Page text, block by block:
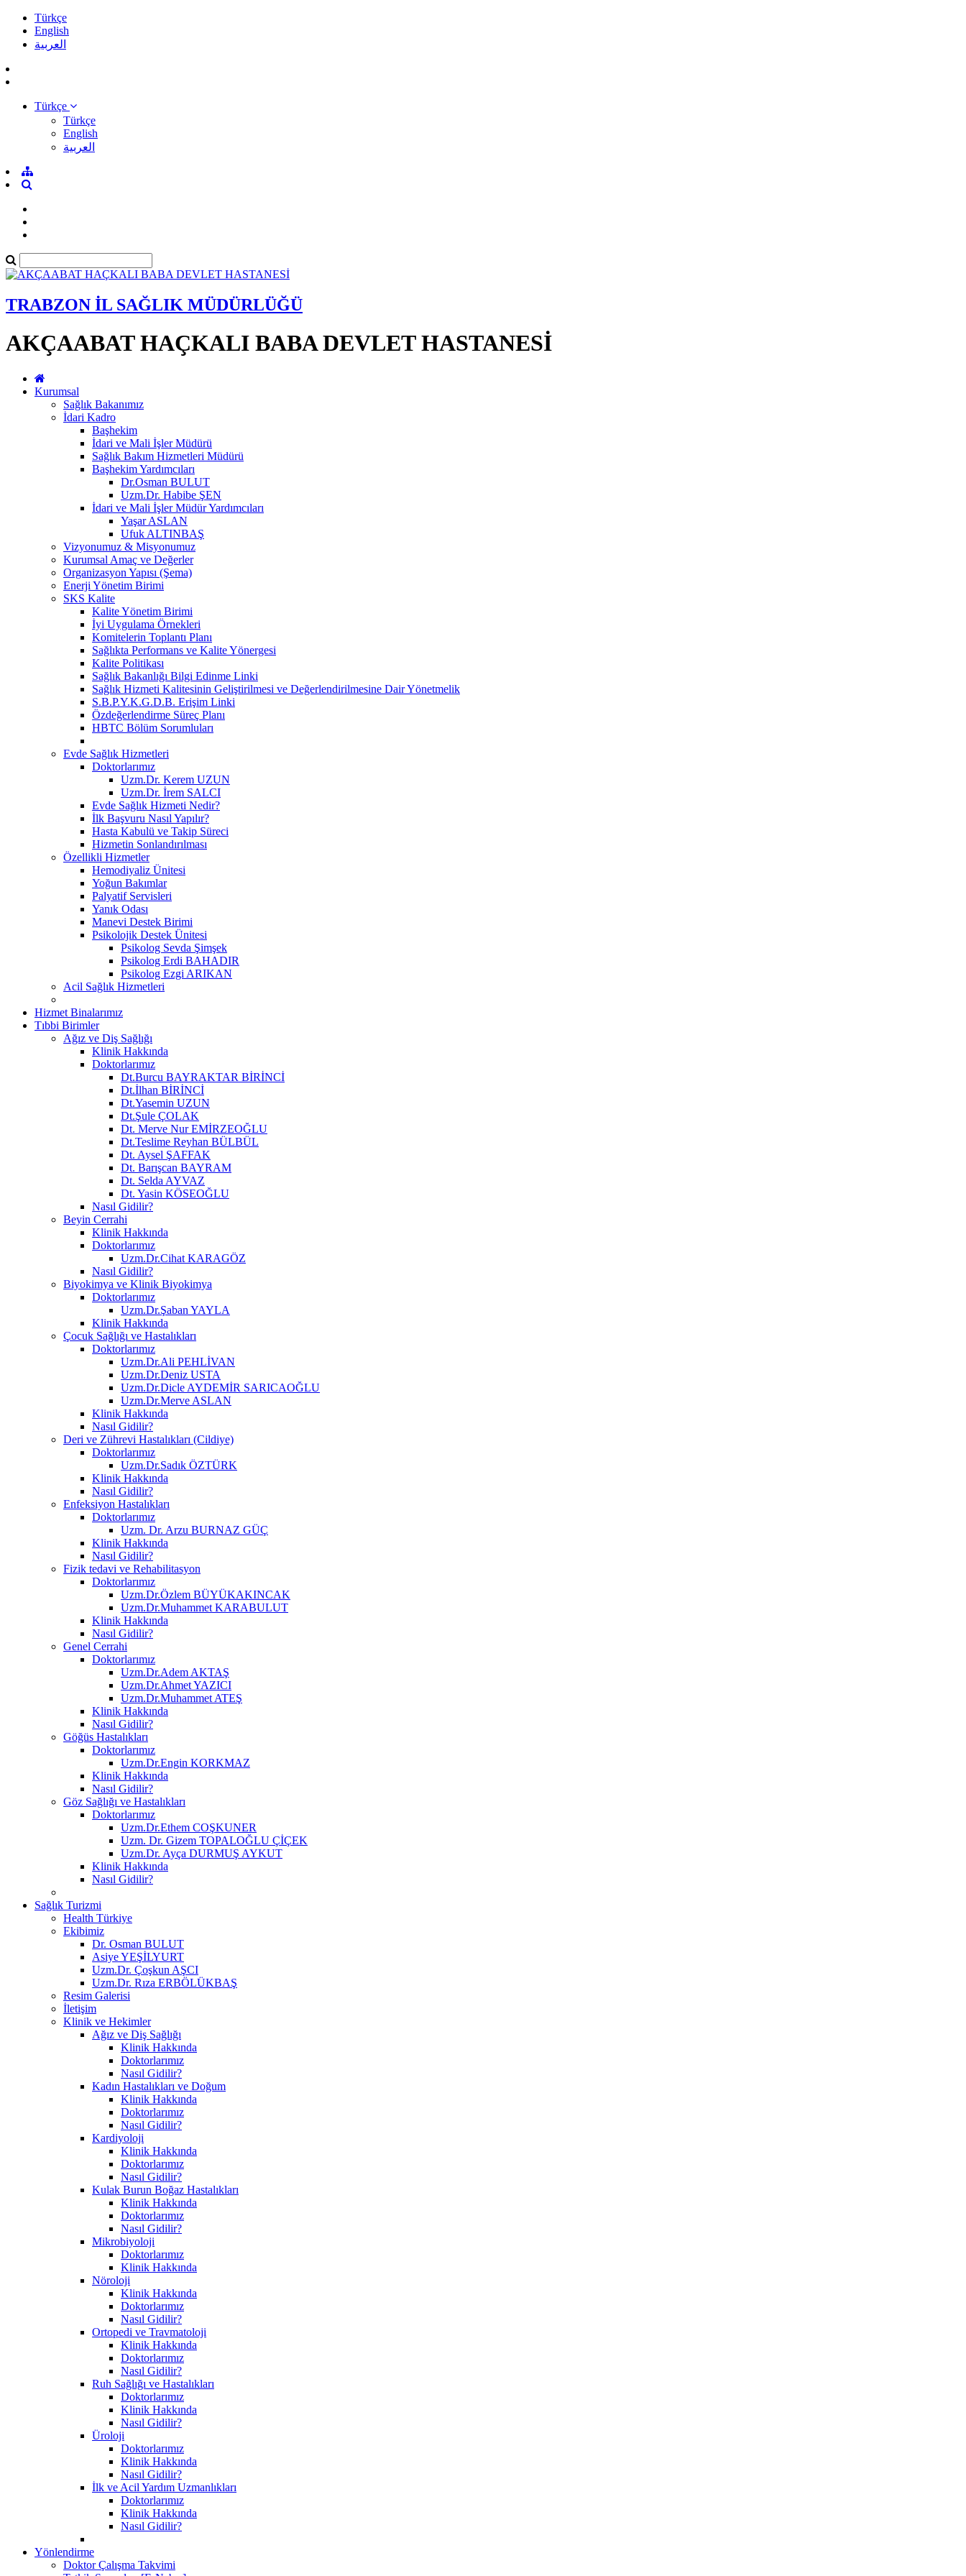
Türkçe
English
العربية
Türkçe
Türkçe
English
العربية
TRABZON İL SAĞLIK MÜDÜRLÜĞÜ
AKÇAABAT HAÇKALI BABA DEVLET HASTANESİ
Kurumsal
Sağlık Bakanımız
İdari Kadro
Başhekim
İdari ve Mali İşler Müdürü
Sağlık Bakım Hizmetleri Müdürü
Başhekim Yardımcıları
Dr.Osman BULUT
Uzm.Dr. Habibe ŞEN
İdari ve Mali İşler Müdür Yardımcıları
Yaşar ASLAN
Ufuk ALTINBAŞ
Vizyonumuz & Misyonumuz
Kurumsal Amaç ve Değerler
Organizasyon Yapısı (Şema)
Enerji Yönetim Birimi
SKS Kalite
Kalite Yönetim Birimi
İyi Uygulama Örnekleri
Komitelerin Toplantı Planı
Sağlıkta Performans ve Kalite Yönergesi
Kalite Politikası
Sağlık Bakanlığı Bilgi Edinme Linki
Sağlık Hizmeti Kalitesinin Geliştirilmesi ve Değerlendirilmesine Dair Yönetmelik
S.B.P.Y.K.G.D.B. Erişim Linki
Özdeğerlendirme Süreç Planı
HBTC Bölüm Sorumluları
Evde Sağlık Hizmetleri
Doktorlarımız
Uzm.Dr. Kerem UZUN
Uzm.Dr. İrem SALCI
Evde Sağlık Hizmeti Nedir?
İlk Başvuru Nasıl Yapılır?
Hasta Kabulü ve Takip Süreci
Hizmetin Sonlandırılması
Özellikli Hizmetler
Hemodiyaliz Ünitesi
Yoğun Bakımlar
Palyatif Servisleri
Yanık Odası
Manevi Destek Birimi
Psikolojik Destek Ünitesi
Psikolog Sevda Şimşek
Psikolog Erdi BAHADIR
Psikolog Ezgi ARIKAN
Acil Sağlık Hizmetleri
Hizmet Binalarımız
Tıbbi Birimler
Ağız ve Diş Sağlığı
Klinik Hakkında
Doktorlarımız
Dt.Burcu BAYRAKTAR BİRİNCİ
Dt.İlhan BİRİNCİ
Dt.Yasemin UZUN
Dt.Şule ÇOLAK
Dt. Merve Nur EMİRZEOĞLU
Dt.Teslime Reyhan BÜLBÜL
Dt. Aysel ŞAFFAK
Dt. Barışcan BAYRAM
Dt. Selda AYVAZ
Dt. Yasin KÖSEOĞLU
Nasıl Gidilir?
Beyin Cerrahi
Klinik Hakkında
Doktorlarımız
Uzm.Dr.Cihat KARAGÖZ
Nasıl Gidilir?
Biyokimya ve Klinik Biyokimya
Doktorlarımız
Uzm.Dr.Şaban YAYLA
Klinik Hakkında
Çocuk Sağlığı ve Hastalıkları
Doktorlarımız
Uzm.Dr.Ali PEHLİVAN
Uzm.Dr.Deniz USTA
Uzm.Dr.Dicle AYDEMİR SARICAOĞLU
Uzm.Dr.Merve ASLAN
Klinik Hakkında
Nasıl Gidilir?
Deri ve Zührevi Hastalıkları (Cildiye)
Doktorlarımız
Uzm.Dr.Sadık ÖZTÜRK
Klinik Hakkında
Nasıl Gidilir?
Enfeksiyon Hastalıkları
Doktorlarımız
Uzm. Dr. Arzu BURNAZ GÜÇ
Klinik Hakkında
Nasıl Gidilir?
Fizik tedavi ve Rehabilitasyon
Doktorlarımız
Uzm.Dr.Özlem BÜYÜKAKINCAK
Uzm.Dr.Muhammet KARABULUT
Klinik Hakkında
Nasıl Gidilir?
Genel Cerrahi
Doktorlarımız
Uzm.Dr.Adem AKTAŞ
Uzm.Dr.Ahmet YAZICI
Uzm.Dr.Muhammet ATEŞ
Klinik Hakkında
Nasıl Gidilir?
Göğüs Hastalıkları
Doktorlarımız
Uzm.Dr.Engin KORKMAZ
Klinik Hakkında
Nasıl Gidilir?
Göz Sağlığı ve Hastalıkları
Doktorlarımız
Uzm.Dr.Ethem COŞKUNER
Uzm. Dr. Gizem TOPALOĞLU ÇİÇEK
Uzm.Dr. Ayça DURMUŞ AYKUT
Klinik Hakkında
Nasıl Gidilir?
Sağlık Turizmi
Health Türkiye
Ekibimiz
Dr. Osman BULUT
Asiye YEŞİLYURT
Uzm.Dr. Çoşkun AŞCI
Uzm.Dr. Rıza ERBÖLÜKBAŞ
Resim Galerisi
İletişim
Klinik ve Hekimler
Ağız ve Diş Sağlığı
Klinik Hakkında
Doktorlarımız
Nasıl Gidilir?
Kadın Hastalıkları ve Doğum
Klinik Hakkında
Doktorlarımız
Nasıl Gidilir?
Kardiyoloji
Klinik Hakkında
Doktorlarımız
Nasıl Gidilir?
Kulak Burun Boğaz Hastalıkları
Klinik Hakkında
Doktorlarımız
Nasıl Gidilir?
Mikrobiyoloji
Doktorlarımız
Klinik Hakkında
Nöroloji
Klinik Hakkında
Doktorlarımız
Nasıl Gidilir?
Ortopedi ve Travmatoloji
Klinik Hakkında
Doktorlarımız
Nasıl Gidilir?
Ruh Sağlığı ve Hastalıkları
Doktorlarımız
Klinik Hakkında
Nasıl Gidilir?
Üroloji
Doktorlarımız
Klinik Hakkında
Nasıl Gidilir?
İlk ve Acil Yardım Uzmanlıkları
Doktorlarımız
Klinik Hakkında
Nasıl Gidilir?
Yönlendirme
Doktor Çalışma Takvimi